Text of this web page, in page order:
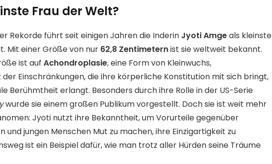
Frau der Welt?
Rekorde führt seit einigen Jahren die Inderin Jyoti Amgeals kleinste
Mit einer Größe von nur 62,8 Zentimeternist sie weltweit bekannt.
ist auf Achondroplasie, eine Form von Kleinwuchs,
der Einschränkungen, die ihre körperliche Konstitution mit sich bringt,
Berühmtheit erlangt. Besonders durch ihre Rolle in der US-Serie
wurde sie einem großen Publikum vorgestellt. Doch sie ist weit mehr
Jyoti nutzt ihre Bekanntheit, um Vorurteile gegenüber
und jungen Menschen Mut zu machen, ihre Einzigartigkeit zu
ist ein Beispiel dafür, wie man trotz aller Hürden seine Träume